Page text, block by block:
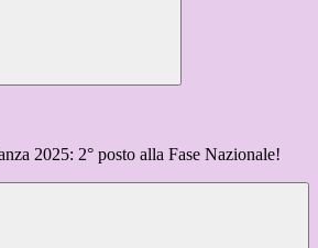
2025: 2° posto alla Fase Nazionale!